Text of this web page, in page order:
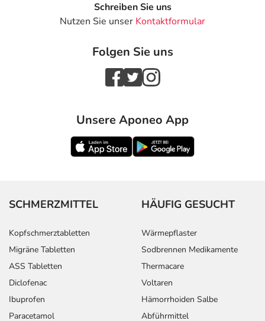
Schreiben Sie uns
Nutzen Sie unser Kontaktformular
Folgen Sie uns
Unsere Aponeo App
SCHMERZMITTEL
Kopfschmerztabletten
Migräne Tabletten
ASS Tabletten
Diclofenac
Ibuprofen
Paracetamol
HÄUFIG GESUCHT
Wärmepflaster
Sodbrennen Medikamente
Thermacare
Voltaren
Hämorrhoiden Salbe
Abführmittel